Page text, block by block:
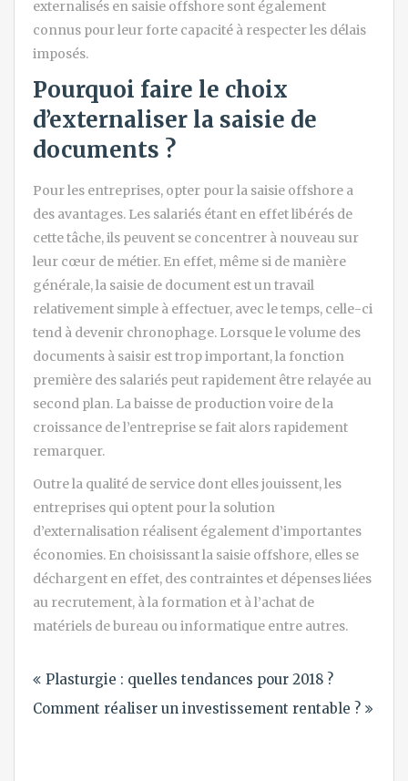
externalisés en saisie offshore sont également
connus pour leur forte capacité à respecter les délais
imposés.
Pourquoi faire le choix
d’externaliser la saisie de
documents ?
Pour les entreprises, opter pour la saisie offshore a
des avantages. Les salariés étant en effet libérés de
cette tâche, ils peuvent se concentrer à nouveau sur
leur cœur de métier. En effet, même si de manière
générale, la saisie de document est un travail
relativement simple à effectuer, avec le temps, celle-ci
tend à devenir chronophage. Lorsque le volume des
documents à saisir est trop important, la fonction
première des salariés peut rapidement être relayée au
second plan. La baisse de production voire de la
croissance de l’entreprise se fait alors rapidement
remarquer.
Outre la qualité de service dont elles jouissent, les
entreprises qui optent pour la solution
d’externalisation réalisent également d’importantes
économies. En choisissant la saisie offshore, elles se
déchargent en effet, des contraintes et dépenses liées
au recrutement, à la formation et à l’achat de
matériels de bureau ou informatique entre autres.
de
l’article
Plasturgie : quelles tendances pour 2018 ?
Comment réaliser un investissement rentable ?